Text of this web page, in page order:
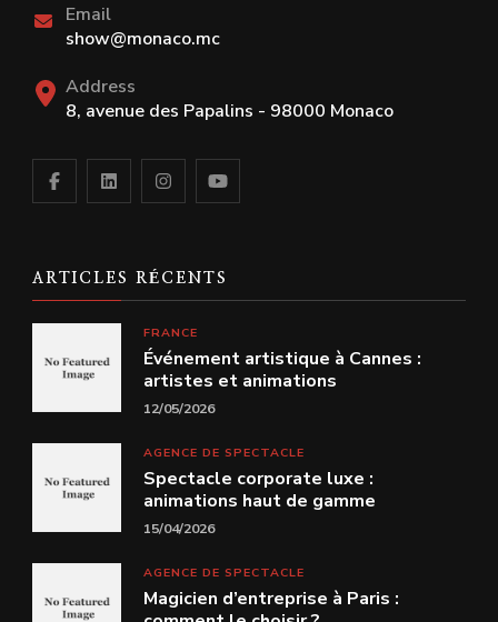
Email
show@monaco.mc
Address
8, avenue des Papalins - 98000 Monaco
ARTICLES RÉCENTS
FRANCE
Événement artistique à Cannes :
artistes et animations
12/05/2026
AGENCE DE SPECTACLE
Spectacle corporate luxe :
animations haut de gamme
15/04/2026
AGENCE DE SPECTACLE
Magicien d’entreprise à Paris :